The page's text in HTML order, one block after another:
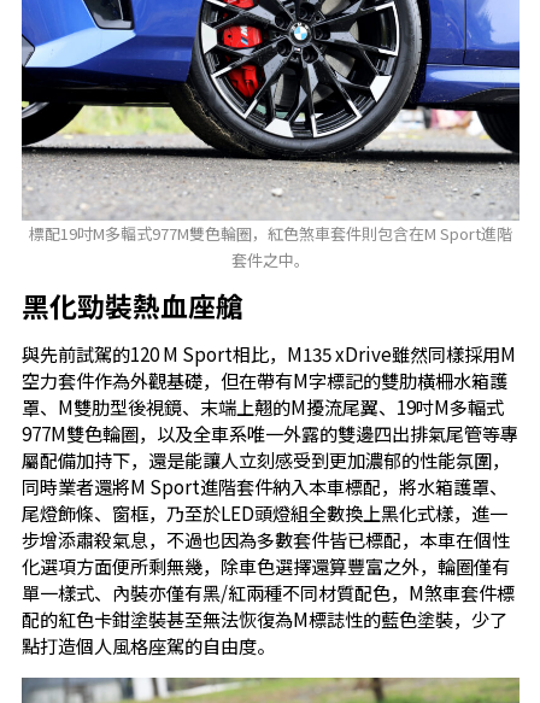
標配19吋M多輻式977M雙色輪圈，紅色煞車套件則包含在M Sport進階
套件之中。
黑化勁裝熱血座艙
與先前試駕的120 M Sport相比，M135 xDrive雖然同樣採用M
空力套件作為外觀基礎，但在帶有M字標記的雙肋橫柵水箱護
罩、M雙肋型後視鏡、末端上翹的M擾流尾翼、19吋M多輻式
977M雙色輪圈，以及全車系唯一外露的雙邊四出排氣尾管等專
屬配備加持下，還是能讓人立刻感受到更加濃郁的性能氛圍，
同時業者還將M Sport進階套件納入本車標配，將水箱護罩、
尾燈飾條、窗框，乃至於LED頭燈組全數換上黑化式樣，進一
步增添肅殺氣息，不過也因為多數套件皆已標配，本車在個性
化選項方面便所剩無幾，除車色選擇還算豐富之外，輪圈僅有
單一樣式、內裝亦僅有黑/紅兩種不同材質配色，M煞車套件標
配的紅色卡鉗塗裝甚至無法恢復為M標誌性的藍色塗裝，少了
點打造個人風格座駕的自由度。